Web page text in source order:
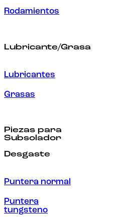
Rodamientos
Lubricante/Grasa
Lubricantes
Grasas
Piezas para
Subsolador
Desgaste
Puntera normal
Puntera
tungsteno